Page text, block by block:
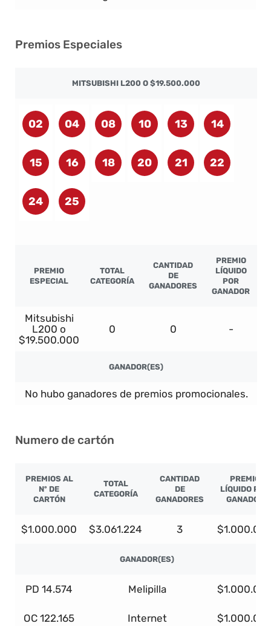
Premios Especiales
MITSUBISHI L200 O $19.500.000
02 04 08 10 13 14
15 16 18 20 21 22
24 25
PREMIO
ESPECIAL
TOTAL
CATEGORÍA
CANTIDAD
DE
GANADORES
PREMIO
LÍQUIDO
POR
GANADOR
Mitsubishi
L200 o
$19.500.000
0 0 -
GANADOR(ES)
No hubo ganadores de premios promocionales.
Numero de cartón
PREMIOS AL
Nº DE
CARTÓN
TOTAL
CATEGORÍA
CANTIDAD
DE
GANADORES
PREMIO
LÍQUIDO POR
GANADOR
$1.000.000 $3.061.224 3
GANADOR(ES)
PD 14.574 Melipilla
OC 122.165 Internet